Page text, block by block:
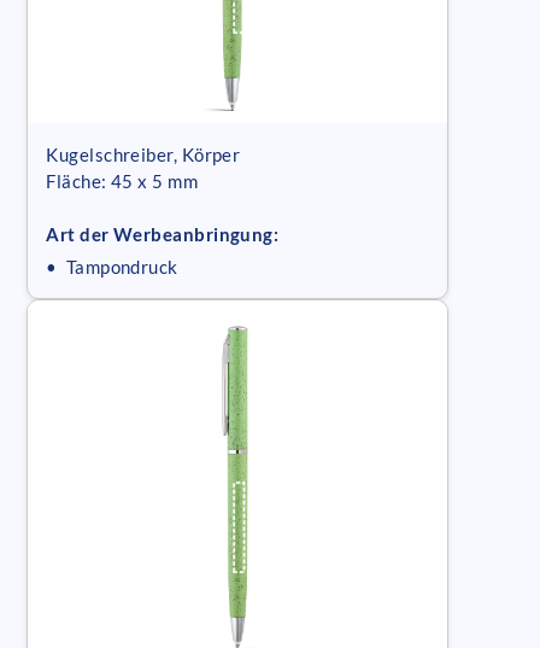
Kugelschreiber, Körper
Fläche: 45 x 5 mm
Art der Werbeanbringung:
• Tampondruck